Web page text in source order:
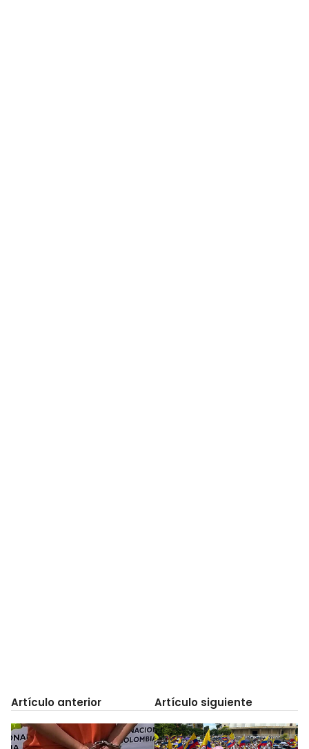
Artículo anterior Artículo siguiente